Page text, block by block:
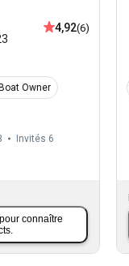
4,92(6)
Owner
Invités 6
pour connaître